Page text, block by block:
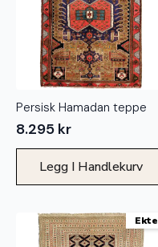
Persisk Hamadan teppe
8.295 kr
Legg I Handlekurv
Ekte